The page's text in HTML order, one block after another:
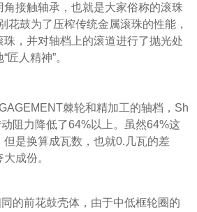
接触轴承，也就是大家俗称的滚珠
花鼓为了压榨传统金属滚珠的性能，
，并对轴档上的滚道进行了抛光处
人精神”。
棘轮和精加工的轴档，Sh
阻力降低了64%以上。虽然64%这
是换算成瓦数，也就0.几瓦的差
成份。
的前花鼓壳体，由于中低框轮圈的